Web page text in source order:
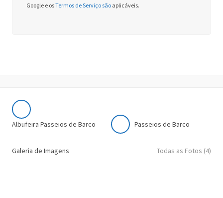
Google e osTermos de Serviço são aplicáveis.
Albufeira Passeios de Barco Passeios de Barco
Galeria de Imagens Todas as Fotos (4)